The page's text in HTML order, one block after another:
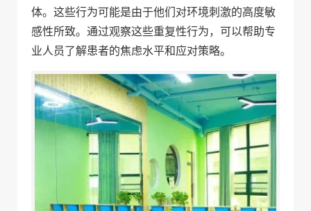
体。这些行为可能是由于他们对环境刺激的高度敏
感性所致。通过观察这些重复性行为，可以帮助专
业人员了解患者的焦虑水平和应对策略。